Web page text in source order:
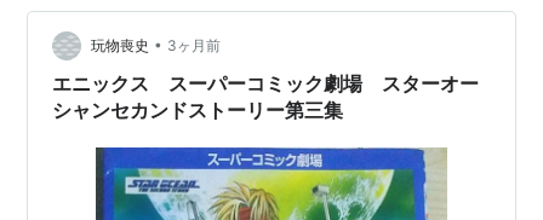
の伝染論/曾我あきおショッピングマスター/菅野和姫 カ
ラーイラスト宮須セリ 表紙幸宮チノ 表4水野英多 2000/
…
玩物喪史 • 3ヶ月前
エニックス スーパーコミック劇場 スターオー
シャンセカンドストーリー第三集